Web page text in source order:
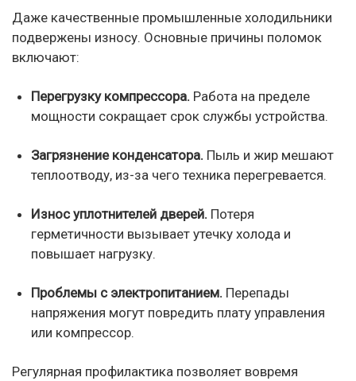
Даже качественные промышленные холодильники
подвержены износу. Основные причины поломок
включают:
Перегрузку компрессора. Работа на пределе
мощности сокращает срок службы устройства.
Загрязнение конденсатора. Пыль и жир мешают
теплоотводу, из-за чего техника перегревается.
Износ уплотнителей дверей. Потеря
герметичности вызывает утечку холода и
повышает нагрузку.
Проблемы с электропитанием. Перепады
напряжения могут повредить плату управления
или компрессор.
Регулярная профилактика позволяет вовремя